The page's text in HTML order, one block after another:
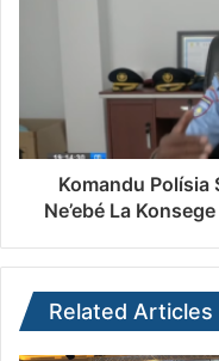
Komandu Polísia
Ne’ebé La
Related Articles